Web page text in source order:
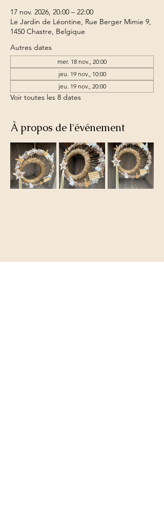
17 nov. 2026, 20:00 – 22:00
Le Jardin de Léontine, Rue Berger Mimie 9,
1450 Chastre, Belgique
Autres dates
mer. 18 nov., 20:00
jeu. 19 nov., 10:00
jeu. 19 nov., 20:00
Voir toutes les 8 dates
À propos de l'événement